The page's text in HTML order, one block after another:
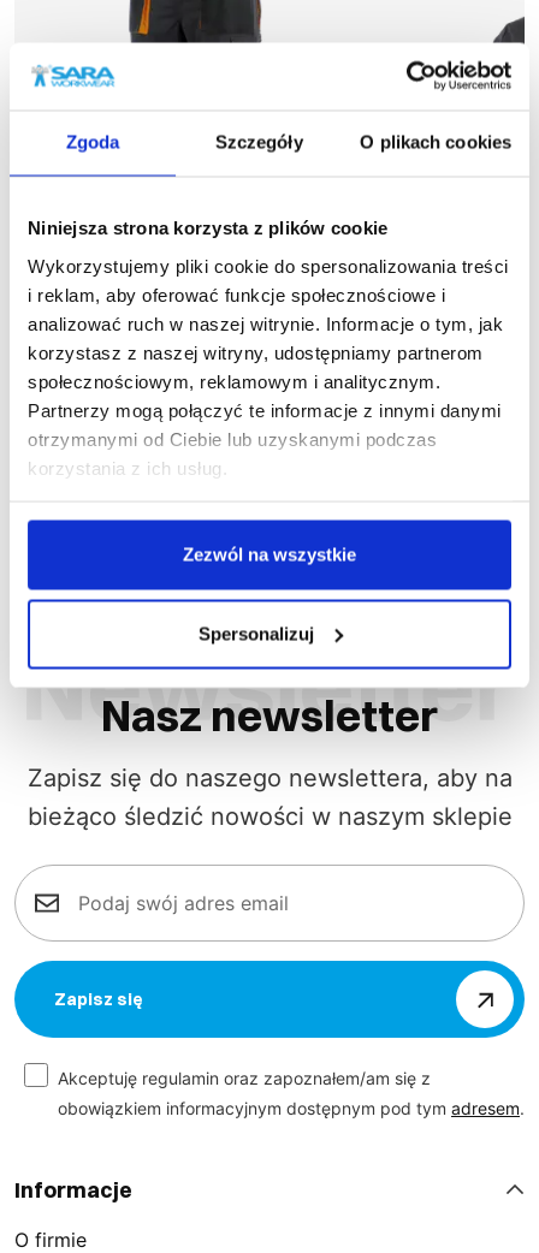
Zgoda Szczegóły O plikach cookies
Niniejsza strona korzysta z plików cookie
Wykorzystujemy pliki cookie do spersonalizowania treści
i reklam, aby oferować funkcje społecznościowe i
analizować ruch w naszej witrynie. Informacje o tym, jak
korzystasz z naszej witryny, udostępniamy partnerom
społecznościowym, reklamowym i analitycznym.
Partnerzy mogą połączyć te informacje z innymi danymi
otrzymanymi od Ciebie lub uzyskanymi podczas
korzystania z ich usług.
Zezwól na wszystkie
Spersonalizuj
więcej
1-05-010
Spodnie do pasa KING
76,44 zł brutto
Nasz newsletter
Zapisz się do naszego newslettera, aby na
bieżąco śledzić nowości w naszym sklepie
Zapisz się
Akceptuję regulamin oraz zapoznałem/am się z
obowiązkiem informacyjnym dostępnym pod tym adresem.
Informacje
O firmie